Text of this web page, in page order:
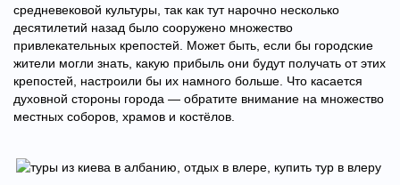
средневековой культуры, так как тут нарочно несколько
десятилетий назад было сооружено множество
привлекательных крепостей. Может быть, если бы городские
жители могли знать, какую прибыль они будут получать от этих
крепостей, настроили бы их намного больше. Что касается
духовной стороны города — обратите внимание на множество
местных соборов, храмов и костёлов.